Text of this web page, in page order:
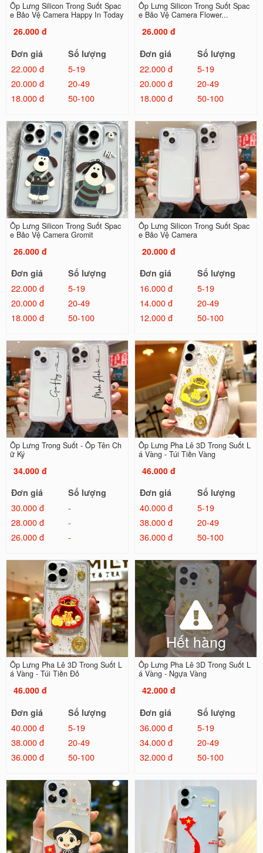
Ốp Lưng Silicon Trong Suốt Spac
e Bảo Vệ Camera Happy In Today
26.000 đ
Đơn giá
Số lượng
22.000 đ
5-19
20.000 đ
20-49
18.000 đ
50-100
Ốp Lưng Silicon Trong Suốt Spac
e Bảo Vệ Camera Flower...
26.000 đ
Đơn giá
Số lượng
22.000 đ
5-19
20.000 đ
20-49
18.000 đ
50-100
Ốp Lưng Silicon Trong Suốt Spac
e Bảo Vệ Camera Gromit
26.000 đ
Đơn giá
Số lượng
22.000 đ
5-19
20.000 đ
20-49
18.000 đ
50-100
Ốp Lưng Silicon Trong Suốt Spac
e Bảo Vệ Camera
20.000 đ
Đơn giá
Số lượng
16.000 đ
5-19
14.000 đ
20-49
12.000 đ
50-100
Ốp Lưng Trong Suốt - Ốp Tên Ch
ữ Ký
34.000 đ
Đơn giá
Số lượng
30.000 đ
-
28.000 đ
-
26.000 đ
-
Ốp Lưng Pha Lê 3D Trong Suốt L
á Vàng - Túi Tiền Vàng
46.000 đ
Đơn giá
Số lượng
40.000 đ
5-19
38.000 đ
20-49
36.000 đ
50-100
Ốp Lưng Pha Lê 3D Trong Suốt L
á Vàng - Túi Tiền Đỏ
46.000 đ
Đơn giá
Số lượng
40.000 đ
5-19
38.000 đ
20-49
36.000 đ
50-100
Hết hàng
Ốp Lưng Pha Lê 3D Trong Suốt L
á Vàng - Ngựa Vàng
42.000 đ
Đơn giá
Số lượng
36.000 đ
5-19
34.000 đ
20-49
32.000 đ
50-100